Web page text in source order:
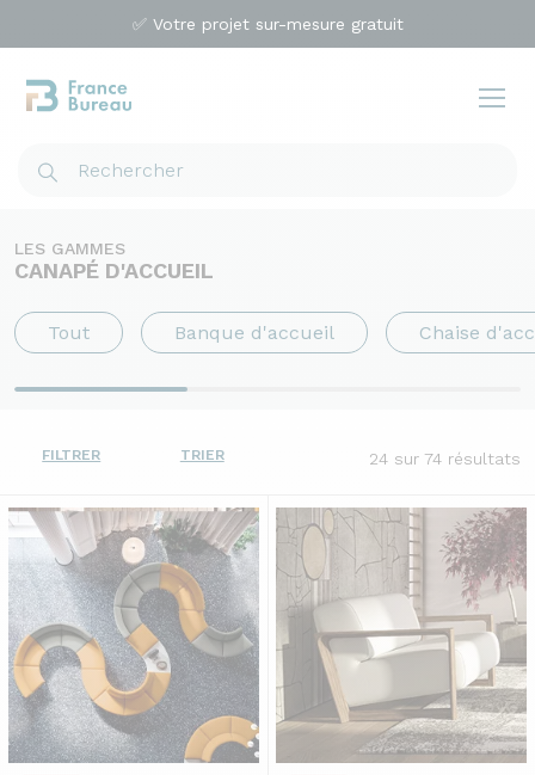
✅ Votre projet sur-mesure gratuit
LES GAMMES
CANAPÉ D'ACCUEIL
Tout Banque d'accueil Chaise
FILTRER TRIER 24 sur 74 résultats